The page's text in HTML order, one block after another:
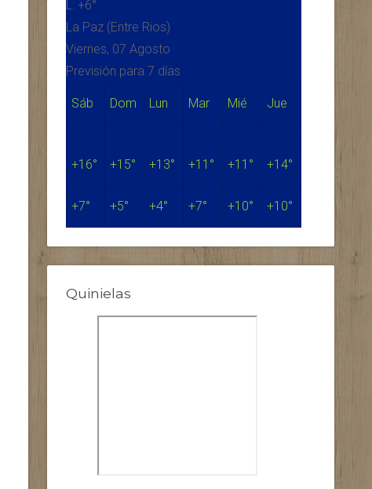
L: +6°
La Paz (Entre Rios)
Viernes, 07 Agosto
Previsión para 7 días
Sáb Dom Lun Mar Mié Jue
+16° +15° +13° +11° +11° +14°
+7° +5° +4° +7° +10° +10°
Quinielas